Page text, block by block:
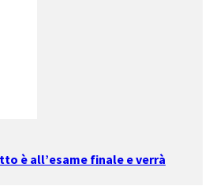
è all’esame finale e verrà